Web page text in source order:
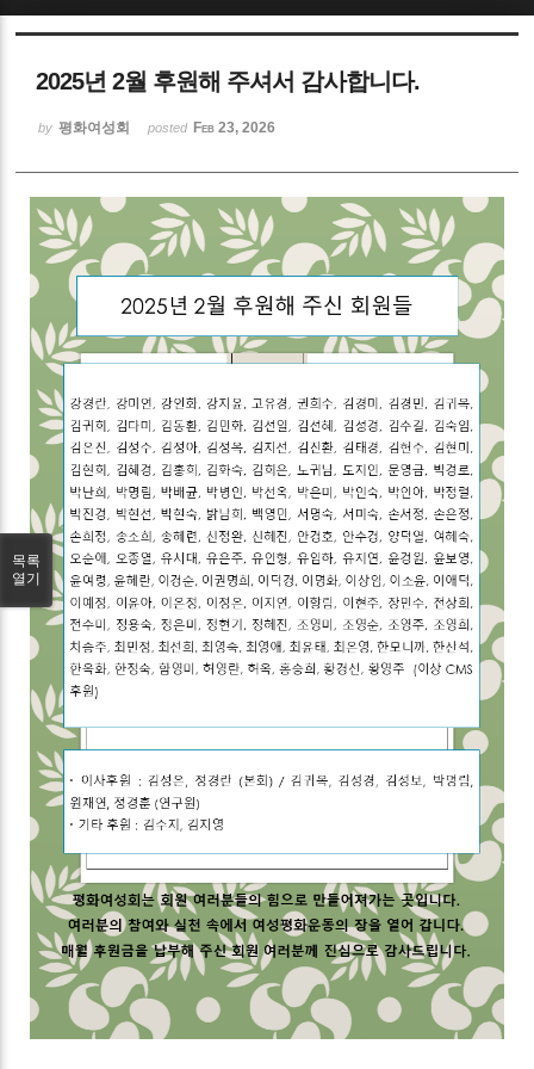
2025년 2월 후원해 주셔서 감사합니다.
by 평화여성회 posted Feb 23, 2026
목록
열기
Sketchbook5, 스케치북5
Sketchbook5, 스케치북5